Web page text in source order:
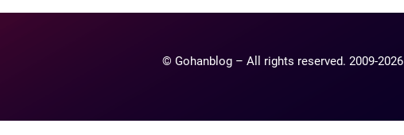
© Gohanblog – All rights reserved. 2009-2026